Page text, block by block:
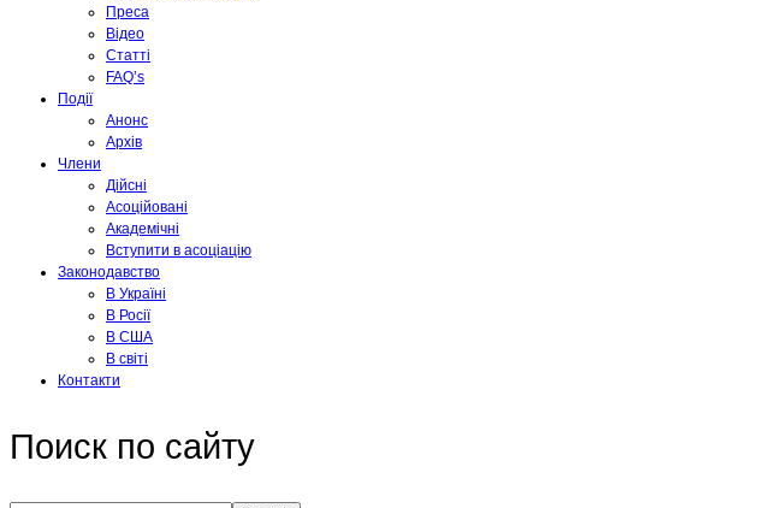
Преса
Відео
Статті
FAQ’s
Події
Анонс
Архів
Члени
Дійсні
Асоційовані
Академiчнi
Вступити в асоціацію
Законодавство
В Україні
В Росії
В США
В світі
Контакти
Поиск по сайту